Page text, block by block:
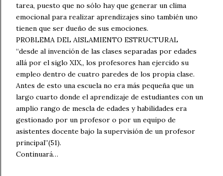
tarea, puesto que no sólo hay que generar un clima
emocional para realizar aprendizajes sino también uno
tienen que ser dueño de sus emociones.
PROBLEMA DEL AISLAMIENTO ESTRUCTURAL
“desde al invención de las clases separadas por edades
allá por el siglo XIX,, los profesores han ejercido su
empleo dentro de cuatro paredes de los propia clase.
Antes de esto una escuela no era más pequeña que un
largo cuarto donde el aprendizaje de estudiantes con un
amplio rango de mescla de edades y habilidades era
gestionado por un profesor o por un equipo de
asistentes docente bajo la supervisión de un profesor
principal”(51).
Continuará…